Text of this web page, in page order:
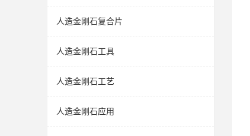
人造金刚石复合片
人造金刚石工具
人造金刚石工艺
人造金刚石应用